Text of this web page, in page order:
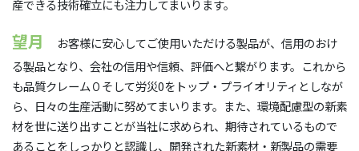
産できる技術確立にも注力してまいります。
望月
お客様に安心してご使用いただける製品が、信用のおけ
る製品となり、会社の信用や信頼、評価へと繋がります。これから
も品質クレーム０そして労災0をトップ・プライオリティとしなが
ら、日々の生産活動に努めてまいります。また、環境配慮型の新素
材を世に送り出すことが当社に求められ、期待されているもので
あることをしっかりと認識し、開発された新素材・新製品の需要